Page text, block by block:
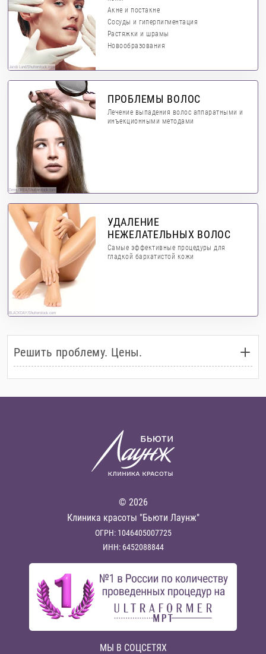
Jacob Lund/Shutterstock.com
Акне и постакне
Сосуды и гиперпигментация
Растяжки и шрамы
Новообразования
Denis OREA/Shutterstock.com
ПРОБЛЕМЫ ВОЛОС
Лечение выпадения волос аппаратными и
инъекционными методами
BLACKDAY/Shutterstock.com
УДАЛЕНИЕ
НЕЖЕЛАТЕЛЬНЫХ ВОЛОС
Самые эффективные процедуры для
гладкой бархатистой кожи
Решить проблему. Цены.
© 2026
Клиника красоты "Бьюти Лаунж"
ОГРН: 1046405007725
ИНН: 6452088844
МЫ В СОЦСЕТЯХ